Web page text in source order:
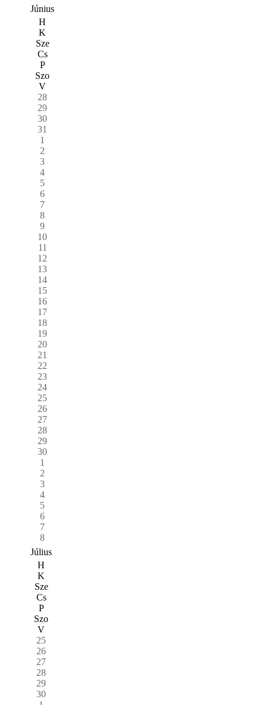
Június
H
K
Sze
Cs
P
Szo
V
28
29
30
31
1
2
3
4
5
6
7
8
9
10
11
12
13
14
15
16
17
18
19
20
21
22
23
24
25
26
27
28
29
30
1
2
3
4
5
6
7
8
Július
H
K
Sze
Cs
P
Szo
V
25
26
27
28
29
30